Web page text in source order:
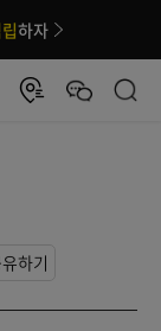
하자
하기